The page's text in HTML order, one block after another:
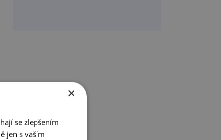
×
se zlepšením
jen s vaším